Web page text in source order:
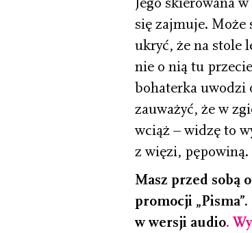
się zajmuje. Może
ukryć, że na stole
nie o nią tu
bohaterka uwodzi
zauważyć, że w
wciąż – widzę to
z więzi,
Masz przed sobą
promocji
w wersji audio.